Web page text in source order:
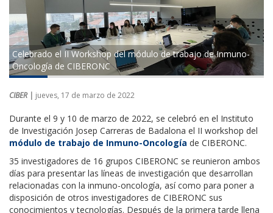
Celebrado el II Workshop del módulo de trabajo de Inmuno-
Oncología de CIBERONC
CIBER | jueves, 17 de marzo de 2022
Durante el 9 y 10 de marzo de 2022, se celebró en el Instituto
de Investigación Josep Carreras de Badalona el II workshop del
módulo de trabajo de Inmuno-Oncología de CIBERONC.
35 investigadores de 16 grupos CIBERONC se reunieron ambos
días para presentar las líneas de investigación que desarrollan
relacionadas con la inmuno-oncología, así como para poner a
disposición de otros investigadores de CIBERONC sus
conocimientos y tecnologías. Después de la primera tarde llena